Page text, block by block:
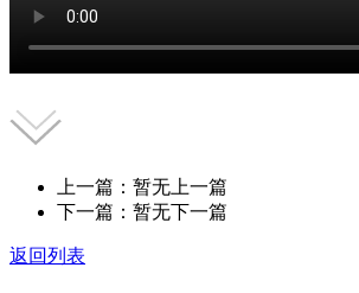
上一篇：暂无上一篇
下一篇：暂无下一篇
返回列表